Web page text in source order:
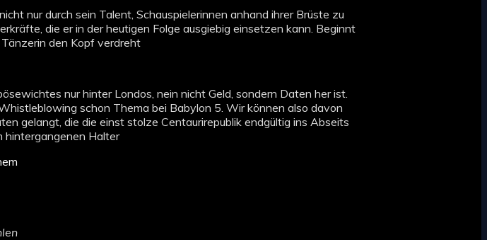
nur durch sein Talent, Schauspielerinnen anhand ihrer Brüste zu
die er in der heutigen Folge ausgiebig einsetzen kann. Beginnt
den Kopf verdreht
nur hinter Londos, nein nicht Geld, sondern Daten her ist.
schon Thema bei Babylon 5. Wir können also davon
gelangt, die die einst stolze Centaurirepublik endgültig ins Abseits
hintergangenen Halter